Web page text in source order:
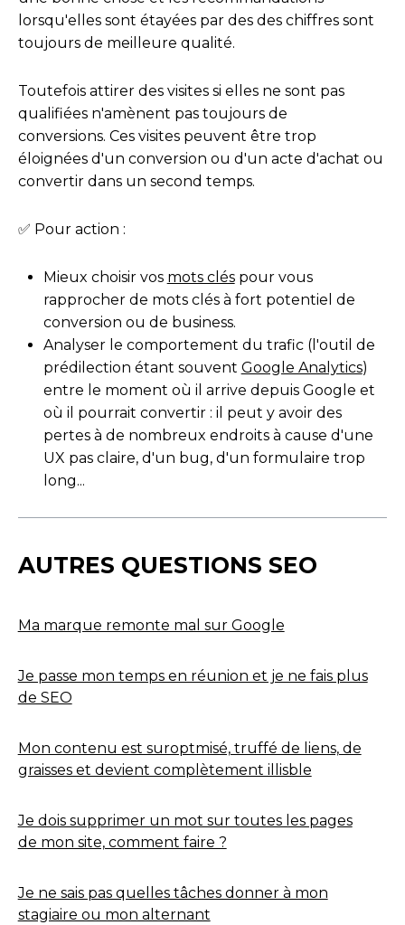
lorsqu'elles sont étayées par des des chiffres sont
toujours de meilleure qualité.
Toutefois attirer des visites si elles ne sont pas
qualifiées n'amènent pas toujours de
conversions. Ces visites peuvent être trop
éloignées d'un conversion ou d'un acte d'achat ou
convertir dans un second temps.
✅ Pour action :
Mieux choisir vos mots cléspour vous
rapprocher de mots clés à fort potentiel de
conversion ou de business.
Analyser le comportement du trafic (l'outil de
prédilection étant souvent Google Analytics)
entre le moment où il arrive depuis Google et
où il pourrait convertir : il peut y avoir des
pertes à de nombreux endroits à cause d'une
UX pas claire, d'un bug, d'un formulaire trop
long...
AUTRES QUESTIONS SEO
Ma marque remonte mal sur Google
Je passe mon temps en réunion et je ne fais plus
de SEO
Mon contenu est suroptmisé, truffé de liens, de
graisses et devient complètement illisble
Je dois supprimer un mot sur toutes les pages
de mon site, comment faire ?
Je ne sais pas quelles tâches donner à mon
stagiaire ou mon alternant